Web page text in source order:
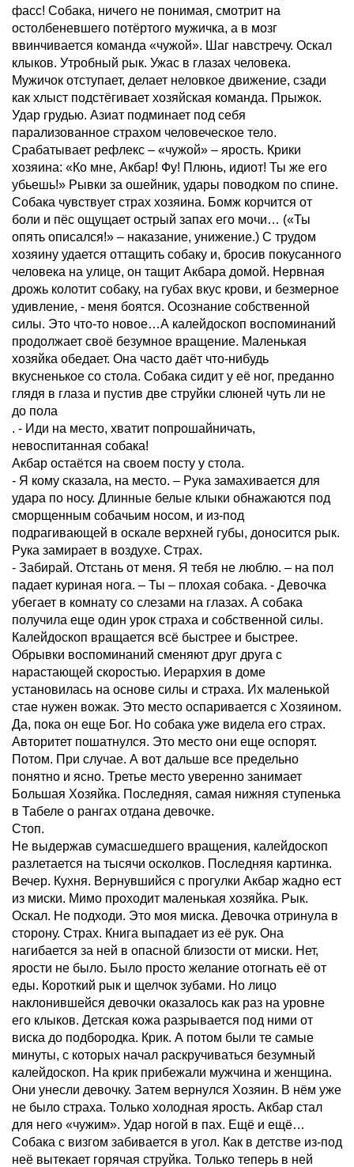
фасс! Собака, ничего не понимая, смотрит на
остолбеневшего потёртого мужичка, а в мозг
ввинчивается команда «чужой». Шаг навстречу. Оскал
клыков. Утробный рык. Ужас в глазах человека.
Мужичок отступает, делает неловкое движение, сзади
как хлыст подстёгивает хозяйская команда. Прыжок.
Удар грудью. Азиат подминает под себя
парализованное страхом человеческое тело.
Срабатывает рефлекс – «чужой» – ярость. Крики
хозяина: «Ко мне, Акбар! Фу! Плюнь, идиот! Ты же его
убьешь!» Рывки за ошейник, удары поводком по спине.
Собака чувствует страх хозяина. Бомж корчится от
боли и пёс ощущает острый запах его мочи… («Ты
опять описался!» – наказание, унижение.) С трудом
хозяину удается оттащить собаку и, бросив покусанного
человека на улице, он тащит Акбара домой. Нервная
дрожь колотит собаку, на губах вкус крови, и безмерное
удивление, - меня боятся. Осознание собственной
силы. Это что-то новое…А калейдоскоп воспоминаний
продолжает своё безумное вращение. Маленькая
хозяйка обедает. Она часто даёт что-нибудь
вкусненькое со стола. Собака сидит у её ног, преданно
глядя в глаза и пустив две струйки слюней чуть ли не
до пола
. - Иди на место, хватит попрошайничать,
невоспитанная собака!
Акбар остаётся на своем посту у стола.
- Я кому сказала, на место. – Рука замахивается для
удара по носу. Длинные белые клыки обнажаются под
сморщенным собачьим носом, и из-под
подрагивающей в оскале верхней губы, доносится рык.
Рука замирает в воздухе. Страх.
- Забирай. Отстань от меня. Я тебя не люблю. – на пол
падает куриная нога. – Ты – плохая собака. - Девочка
убегает в комнату со слезами на глазах. А собака
получила еще один урок страха и собственной силы.
Калейдоскоп вращается всё быстрее и быстрее.
Обрывки воспоминаний сменяют друг друга с
нарастающей скоростью. Иерархия в доме
установилась на основе силы и страха. Их маленькой
стае нужен вожак. Это место оспаривается с Хозяином.
Да, пока он еще Бог. Но собака уже видела его страх.
Авторитет пошатнулся. Это место они еще оспорят.
Потом. При случае. А вот дальше все предельно
понятно и ясно. Третье место уверенно занимает
Большая Хозяйка. Последняя, самая нижняя ступенька
в Табеле о рангах отдана девочке.
Стоп.
Не выдержав сумасшедшего вращения, калейдоскоп
разлетается на тысячи осколков. Последняя картинка.
Вечер. Кухня. Вернувшийся с прогулки Акбар жадно ест
из миски. Мимо проходит маленькая хозяйка. Рык.
Оскал. Не подходи. Это моя миска. Девочка отринула в
сторону. Страх. Книга выпадает из её рук. Она
нагибается за ней в опасной близости от миски. Нет,
ярости не было. Было просто желание отогнать её от
еды. Короткий рык и щелчок зубами. Но лицо
наклонившейся девочки оказалось как раз на уровне
его клыков. Детская кожа разрывается под ними от
виска до подбородка. Крик. А потом были те самые
минуты, с которых начал раскручиваться безумный
калейдоскоп. На крик прибежали мужчина и женщина.
Они унесли девочку. Затем вернулся Хозяин. В нём уже
не было страха. Только холодная ярость. Акбар стал
для него «чужим». Удар ногой в пах. Ещё и ещё…
Собака с визгом забивается в угол. Как в детстве из-под
неё вытекает горячая струйка. Только теперь в ней